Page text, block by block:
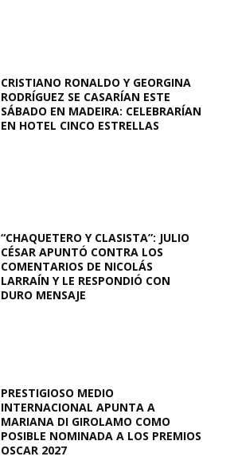
CRISTIANO RONALDO Y GEORGINA
RODRÍGUEZ SE CASARÍAN ESTE
SÁBADO EN MADEIRA: CELEBRARÍAN
EN HOTEL CINCO ESTRELLAS
“CHAQUETERO Y CLASISTA”: JULIO
CÉSAR APUNTÓ CONTRA LOS
COMENTARIOS DE NICOLÁS
LARRAÍN Y LE RESPONDIÓ CON
DURO MENSAJE
PRESTIGIOSO MEDIO
INTERNACIONAL APUNTA A
MARIANA DI GIROLAMO COMO
POSIBLE NOMINADA A LOS PREMIOS
OSCAR 2027